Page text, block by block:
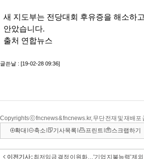
Copyrights ⓒ fncnews & fncnews.kr, 무단 전재 및 재배포
확대
축소 기사목록 프린트 스크랩하기
이전기사 : 최저임금 결정 이원화…'기업 지불능력' 제외